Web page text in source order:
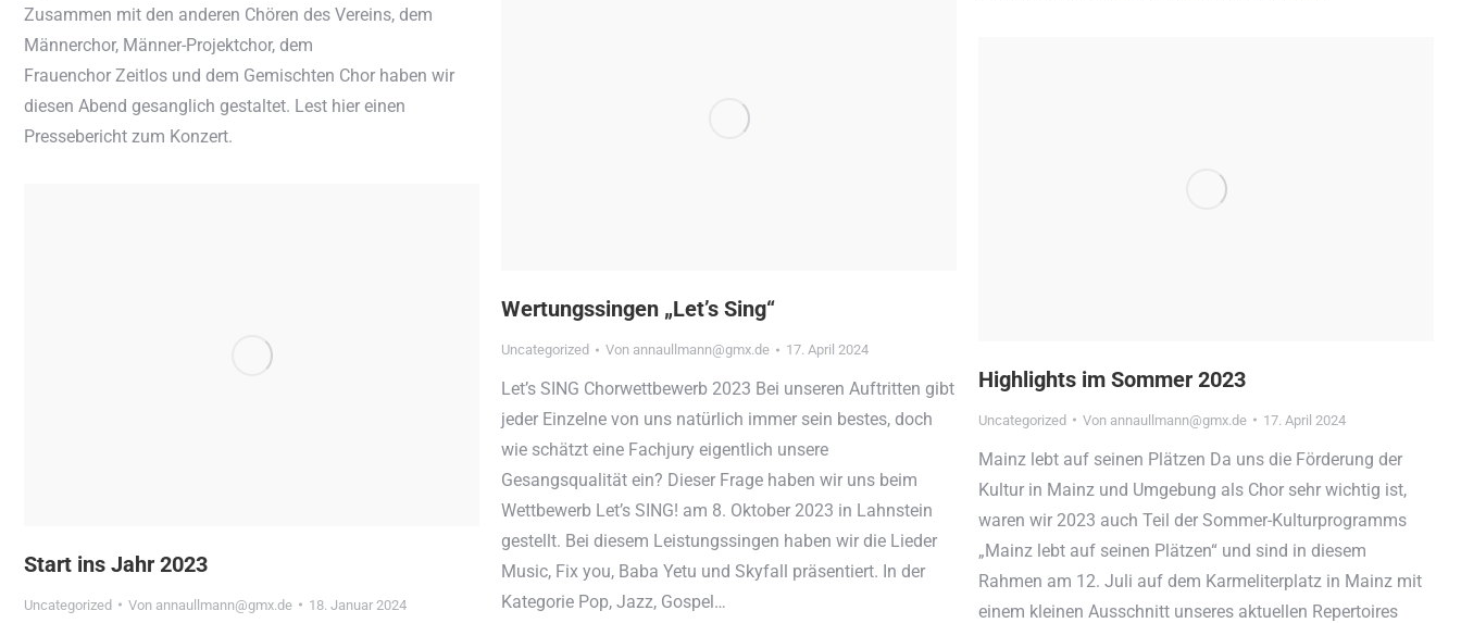
Zusammen mit den anderen Chören des Vereins, dem
Männerchor, Männer-Projektchor, dem
Frauenchor Zeitlos und dem Gemischten Chor haben wir
diesen Abend gesanglich gestaltet. Lest hier einen
Pressebericht zum Konzert.
Wertungssingen „Let’s Sing“
Uncategorized Von annaullmann@gmx.de 17. April 2024
Let’s SING Chorwettbewerb 2023 Bei unseren Auftritten gibt
jeder Einzelne von uns natürlich immer sein bestes, doch
wie schätzt eine Fachjury eigentlich unsere
Gesangsqualität ein? Dieser Frage haben wir uns beim
Wettbewerb Let’s SING! am 8. Oktober 2023 in Lahnstein
gestellt. Bei diesem Leistungssingen haben wir die Lieder
Music, Fix you, Baba Yetu und Skyfall präsentiert. In der
Kategorie Pop, Jazz, Gospel…
Highlights im Sommer 2023
Uncategorized Von annaullmann@gmx.de 17. April 2024
Mainz lebt auf seinen Plätzen Da uns die Förderung der
Kultur in Mainz und Umgebung als Chor sehr wichtig ist,
waren wir 2023 auch Teil der Sommer-Kulturprogramms
„Mainz lebt auf seinen Plätzen“ und sind in diesem
Rahmen am 12. Juli auf dem Karmeliterplatz in Mainz mit
einem kleinen Ausschnitt unseres aktuellen Repertoires
Start ins Jahr 2023
Uncategorized Von annaullmann@gmx.de 18. Januar 2024